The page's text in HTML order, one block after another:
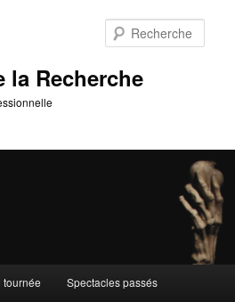
la Recherche
tournée Spectacles passés